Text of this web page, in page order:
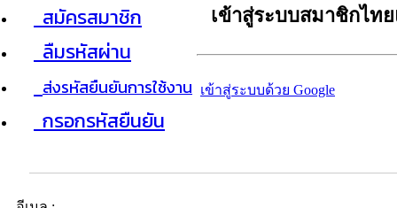
สมัครสมาชิก
ลืมรหัสผ่าน
ส่งรหัสยืนยันการใช้งาน
กรอกรหัสยืนยัน
เข้าสู่ระบบสมาชิกไท
เข้าสู่ระบบด้วย Google